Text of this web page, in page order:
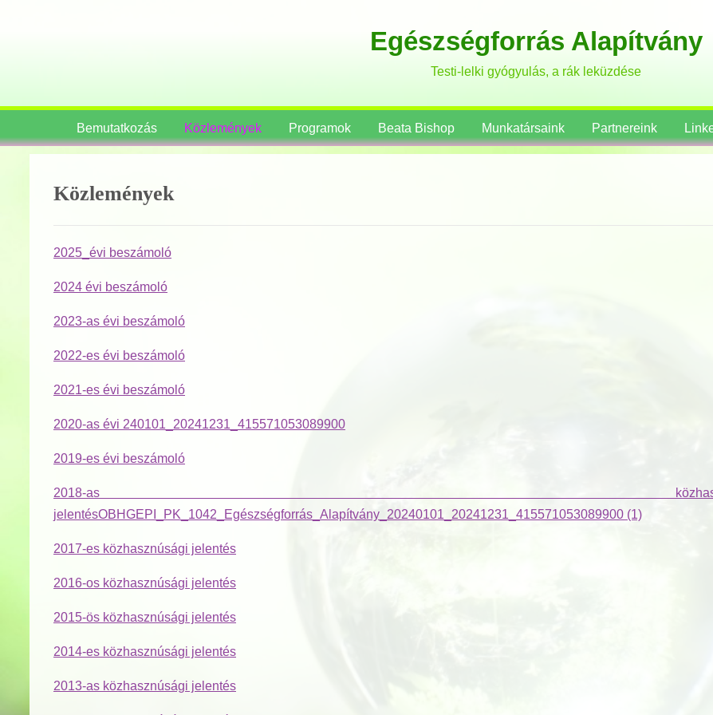
Egészségforrás Alapítvány
Testi-lelki gyógyulás, a rák leküzdése
Bemutatkozás Közlemények Programok Beata Bishop Munkatársaink Partnereink
Közlemények
2025_évi beszámoló
2024 évi beszámoló
2023-as évi beszámoló
2022-es évi beszámoló
2021-es évi beszámoló
2020-as évi 240101_20241231_415571053089900
2019-es évi beszámoló
2018-as
jelentésOBHGEPI_PK_1042_Egészségforrás_Alapítvány_20240101_20241231_415571053089900 (1)
2017-es közhasznúsági jelentés
2016-os közhasznúsági jelentés
2015-ös közhasznúsági jelentés
2014-es közhasznúsági jelentés
2013-as közhasznúsági jelentés